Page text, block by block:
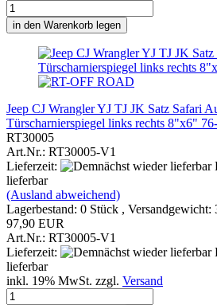
in den Warenkorb legen
Jeep CJ Wrangler YJ TJ JK Satz Safari
Türscharnierspiegel links rechts 8"x6"
RT30005
Art.Nr.: RT30005-V1
Lieferzeit:
lieferbar
(Ausland abweichend)
Lagerbestand: 0 Stück , Versandgewicht:
97,90 EUR
Art.Nr.: RT30005-V1
Lieferzeit:
lieferbar
inkl. 19% MwSt. zzgl. Versand